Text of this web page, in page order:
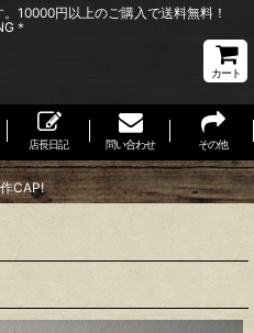
10000円以上のご購入で送料無料！
＊
カート
店長日記 問い合わせ その他
CAP!